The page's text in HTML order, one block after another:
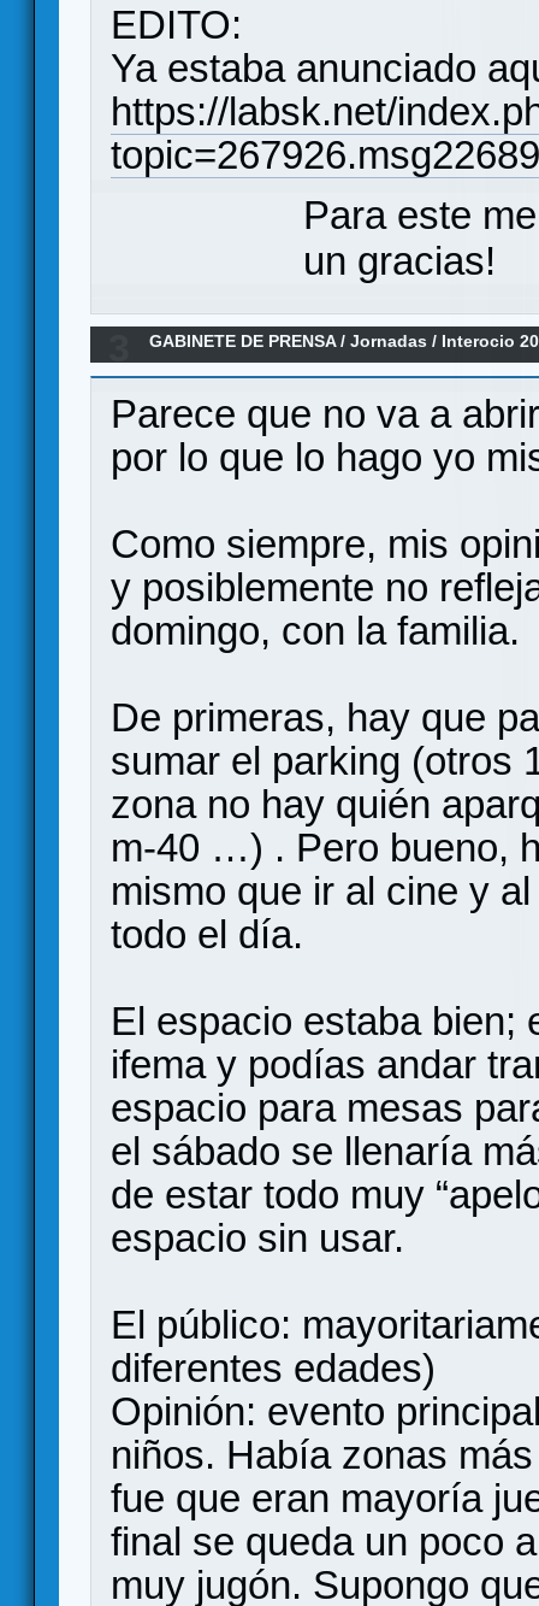
EDITO:
Ya estaba anunciado
https://labsk.net/
Para este
un gracias!
GABINETE DE PRENSA/Jornadas / Interocio
Parece que no va a
por lo que lo hago yo
Como siempre, mis
y posiblemente no
domingo, con la familia.
De primeras, hay que
sumar el parking (otros
zona no hay quién
m-40 …) . Pero bueno,
mismo que ir al cine y
todo el día.
El espacio estaba bien;
ifema y podías andar
espacio para mesas
el sábado se llenaría
de estar todo muy
espacio sin usar.
El público:
diferentes edades)
Opinión: evento
niños. Había zonas
fue que eran mayoría
final se queda un poco
muy jugón. Supongo